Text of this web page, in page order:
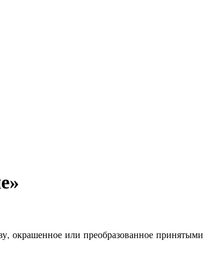
окрашенное или преобразованное принятыми